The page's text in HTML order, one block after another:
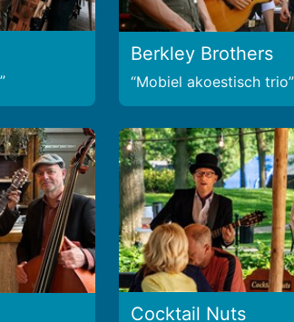
Berkley Brothers
Mobiel akoestisch trio
Cocktail Nuts